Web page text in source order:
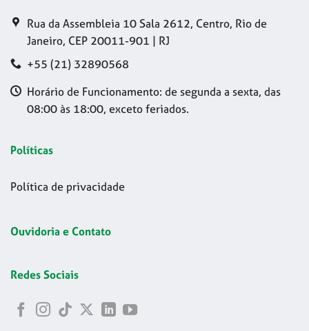
Rua da Assembleia 10 Sala 2612, Centro, Rio de
Janeiro, CEP 20011-901 | RJ
+55 (21) 32890568
Horário de Funcionamento: de segunda a sexta, das
08:00 às 18:00, exceto feriados.
Políticas
Política de privacidade
Ouvidoria e Contato
Redes Sociais